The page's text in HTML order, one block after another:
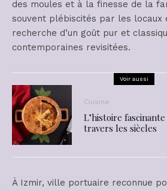
des moules et à la finesse de la
souvent plébiscités par les
recherche d’un goût pur et
contemporaines revisitées.
Voir aussi
Cuisine
L’histoire
travers les siècles
À Izmir, ville portuaire reconnue